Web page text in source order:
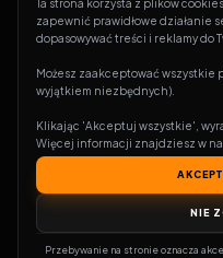
Ta strona korzysta z plików
zapewnić prawidłowe działanie
dopasowywać treści i reklamy do
Możesz zaakceptować wszystkie
wyjątkiem niezbędnych).
Klikając 'Akceptuj wszystkie',
Więcej informacji znajdziesz w
NIE
Przebywanie na stronie oznacza